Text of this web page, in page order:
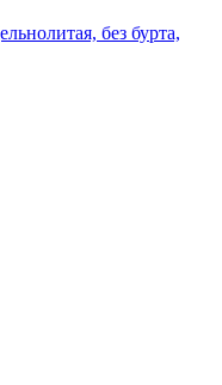
без бурта,